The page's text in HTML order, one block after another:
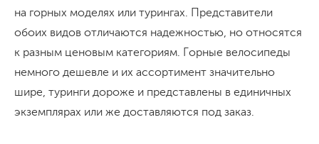
на горных моделях или турингах. Представители
обоих видов отличаются надежностью, но относятся
к разным ценовым категориям. Горные велосипеды
немного дешевле и их ассортимент значительно
шире, туринги дороже и представлены в единичных
экземплярах или же доставляются под заказ.